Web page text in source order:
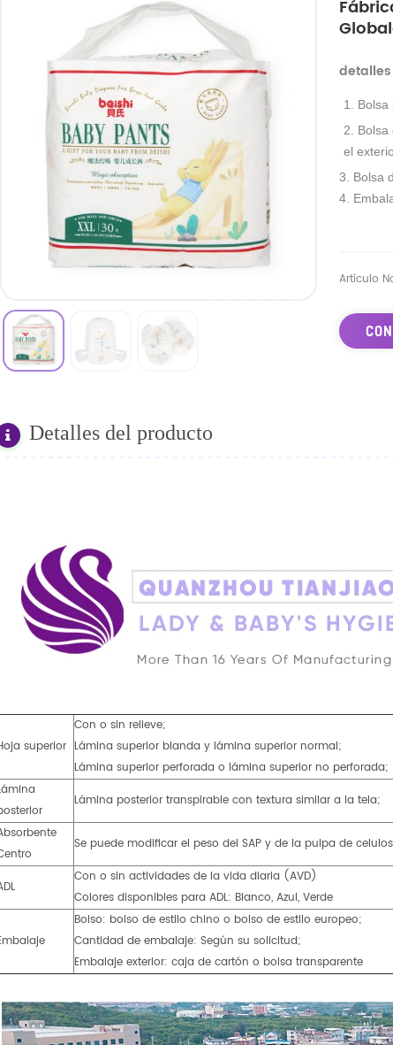
1. Bolsa
2. Bolsa
el
3. Bolsa
4.
Artículo
Detalles del producto
superior
Con o sin relieve;
Lámina superior blanda y lámina superior normal;
Lámina superior perforada o lámina superior no perforada;
Lámina posterior transpirable con textura similar a la tela;
Se puede modificar el peso del SAP y de la pulpa de
Con o sin actividades de la vida diaria (AVD)
Colores disponibles para ADL: Blanco, Azul, Verde
Bolso: bolso de estilo chino o bolso de estilo europeo;
Cantidad de embalaje: Según su solicitud;
Embalaje exterior: caja de cartón o bolsa transparente